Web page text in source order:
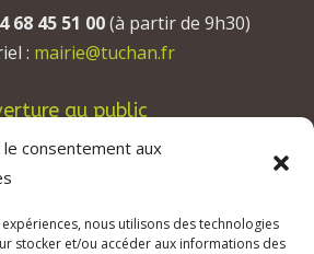
consentement aux
nous utilisons des technologies
stocker et/ou accéder aux informations des
68 45 51 00(à partir de 9h30)
: mairie@tuchan.fr
au public
et jeudis : de 8h à 12h et de
8h à 12h.